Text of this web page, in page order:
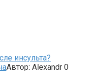
инсульта?
Автор: Alexandr 0